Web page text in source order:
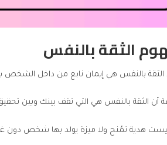
الثقة بالنفس
الثقة بالنفس هي إيمان نابع من داخل الشخص
أن الثقة بالنفس هي التي تقف بينك وبين
ليست هدية تمُنح ولا ميزة يولد بها شخص دون